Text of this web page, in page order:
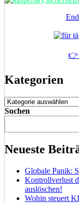
👉
Kategorien
Kategorien
Suchen
Neueste
Globale Panik:
Kontrollverlust
auslöschen!
Wohin steuert